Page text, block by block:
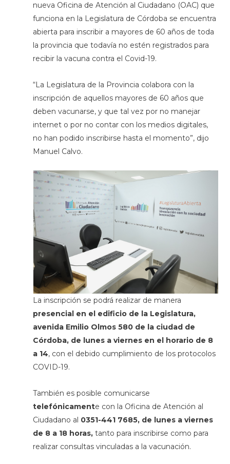
nueva Oficina de Atención al Ciudadano (OAC) que
funciona en la Legislatura de Córdoba se encuentra
abierta para inscribir a mayores de 60 años de toda
la provincia que todavía no estén registrados para
recibir la vacuna contra el Covid-19.
“La Legislatura de la Provincia colabora con la
inscripción de aquellos mayores de 60 años que
deben vacunarse, y que tal vez por no manejar
internet o por no contar con los medios digitales,
no han podido inscribirse hasta el momento”, dijo
Manuel Calvo.
La inscripción se podrá realizar de manera
presencial en el edificio de la Legislatura,
avenida Emilio Olmos 580 de la ciudad de
Córdoba, de lunes a viernes en el horario de 8
a 14, con el debido cumplimiento de los protocolos
COVID-19.
También es posible comunicarse
telefónicamente con la Oficina de Atención al
Ciudadano al 0351-441 7685, de lunes a viernes
de 8 a 18 horas, tanto para inscribirse como para
realizar consultas vinculadas a la vacunación.